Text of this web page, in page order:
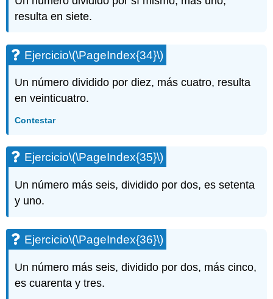
resulta en siete.
Ejercicio\(\PageIndex{34}\)
Un número dividido por diez, más cuatro, resulta
en veinticuatro.
Contestar
Ejercicio\(\PageIndex{35}\)
Un número más seis, dividido por dos, es setenta
y uno.
Ejercicio\(\PageIndex{36}\)
Un número más seis, dividido por dos, más cinco,
es cuarenta y tres.